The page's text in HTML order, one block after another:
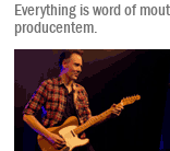
Everything is word of
producentem.